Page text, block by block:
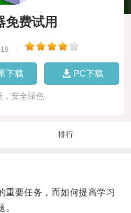
免费试用
下载 PC下载
，安全绿色
排行
要任务，而如何提高学习